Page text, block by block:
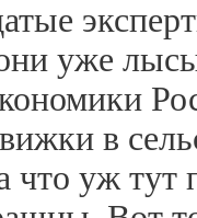
уже
в
что уж